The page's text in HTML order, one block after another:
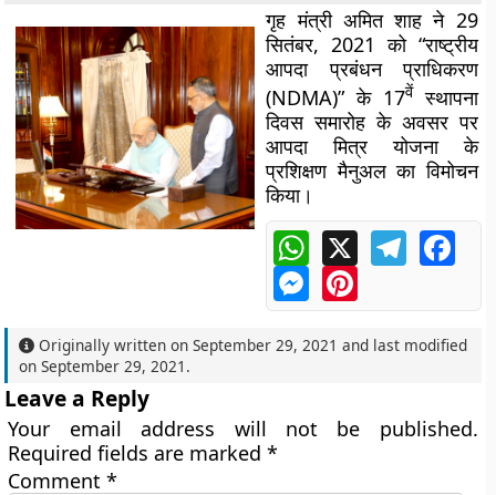
गृह मंत्री अमित शाह ने 29
सितंबर, 2021 को “राष्ट्रीय
आपदा प्रबंधन प्राधिकरण
(NDMA)” के 17वेंस्थापना
दिवस समारोह के अवसर पर
आपदा मित्र योजना के
प्रशिक्षण मैनुअल का विमोचन
किया।
WhatsApp Telegram
Messenger
Originally written onSeptember 29, 2021 and last modified
onSeptember 29, 2021 .
Leave a Reply
Your email address will not be published.
Required fields are marked*
Comment*